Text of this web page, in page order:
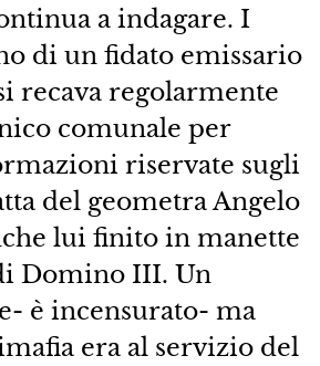
a indagare. I
di un fidato emissario
recava regolarmente
comunale per
riservate sugli
del geometra Angelo
lui finito in manette
Domino III. Un
è incensurato- ma
era al servizio del